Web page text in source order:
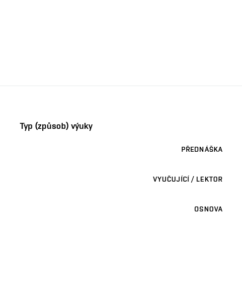
Typ (způsob) výuky
PŘEDNÁŠKA
VYUČUJÍCÍ / LEKTOR
OSNOVA